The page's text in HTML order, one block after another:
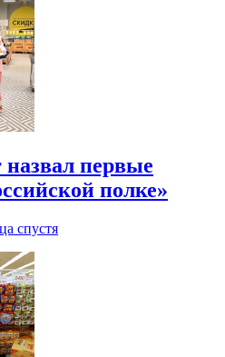
первые
полке»
спустя